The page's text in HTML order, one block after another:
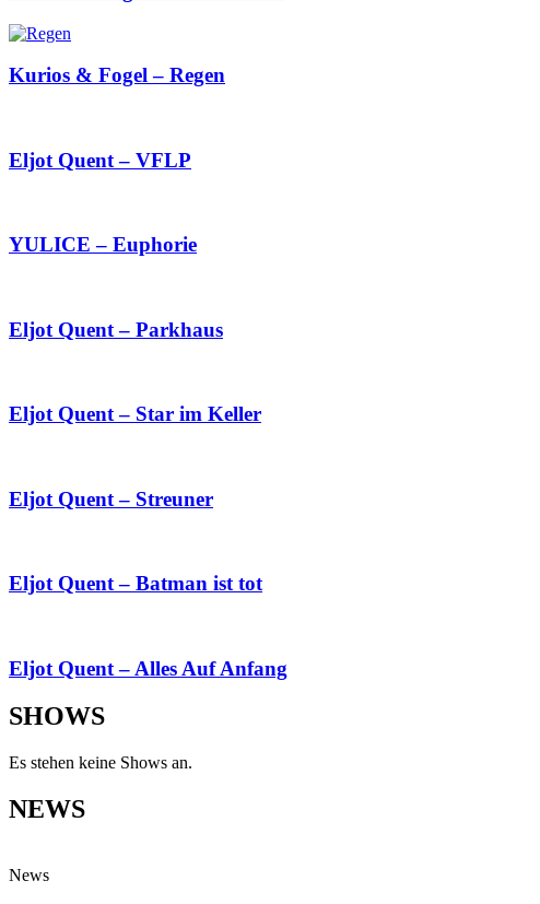
Kurios & Fogel – Regen
Eljot Quent – VFLP
YULICE – Euphorie
Eljot Quent – Parkhaus
Eljot Quent – Star im Keller
Eljot Quent – Streuner
Eljot Quent – Batman ist tot
Eljot Quent – Alles Auf Anfang
SHOWS
Es stehen keine Shows an.
NEWS
News